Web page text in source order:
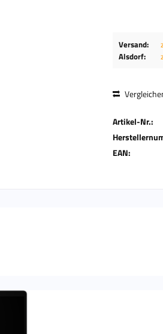
Versand:
Alsdorf:
Artikel-Nr.:
EAN: